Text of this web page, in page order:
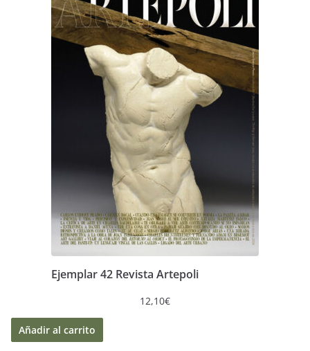
Ejemplar 42 Revista Artepoli
12,10€
Añadir al carrito